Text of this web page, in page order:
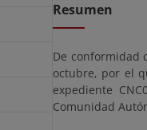
Resumen
De conformidad
octubre, por el
expediente
Comunidad